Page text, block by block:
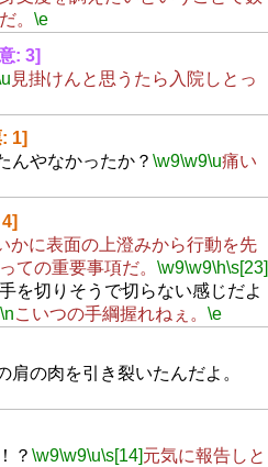
。 \e
: 3]
見掛けんと思うたら入院しとっ
1]
んやなかったか？ \w9\w9\u痛い
かに表面の上澄みから行動を先
ての重要事項だ。 \w9\w9\h\s[23]
を切りそうで切らない感じだよ
\nこいつの手綱握れねぇ。 \e
の肉を引き裂いたんだよ。
？ \w9\w9\u\s[14]元気に報告しと